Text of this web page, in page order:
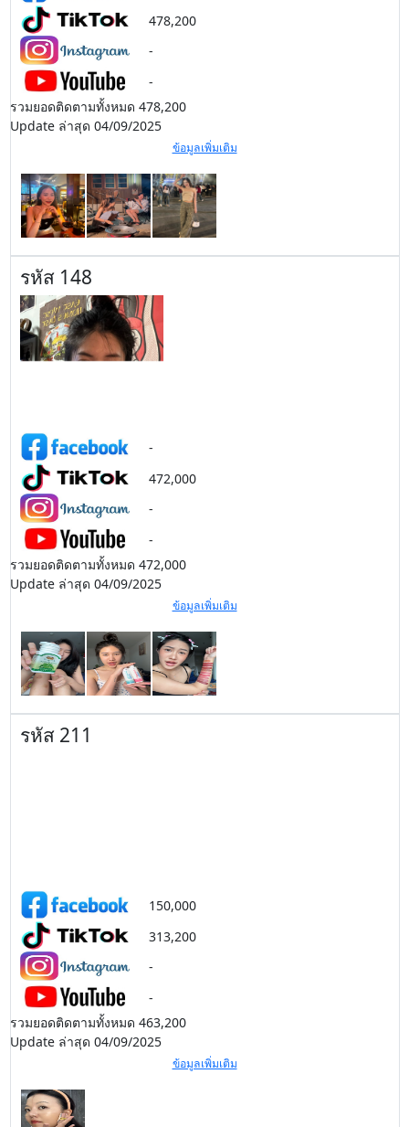
478,200
-
-
รวมยอดติดตามทั้งหมด 478,200
Update ล่าสุด 04/09/2025
ข้อมูลเพิ่มเติม
รหัส 148
-
472,000
-
-
รวมยอดติดตามทั้งหมด 472,000
Update ล่าสุด 04/09/2025
ข้อมูลเพิ่มเติม
รหัส 211
150,000
313,200
-
-
รวมยอดติดตามทั้งหมด 463,200
Update ล่าสุด 04/09/2025
ข้อมูลเพิ่มเติม